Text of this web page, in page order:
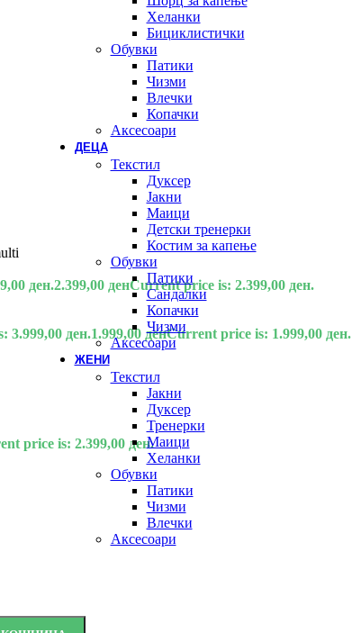
Хеланки
Бициклистички
Обувки
Патики
Чизми
Влечки
Копачки
Аксесоари
ДЕЦА
Текстил
Дуксер
Јакни
Маици
Детски тренерки
Костим за капење
Обувки
Патики
Сандалки
Копачки
Чизми
Аксесоари
ЖЕНИ
Текстил
Јакни
Дуксер
Тренерки
Маици
Хеланки
Обувки
Патики
Чизми
Влечки
Аксесоари
ден.2.399,00 денCurrent price is: 2.399,00 ден.
3.999,00 ден.1.999,00 денCurrent price is: 1.999,00 ден.
price is: 2.399,00 ден.